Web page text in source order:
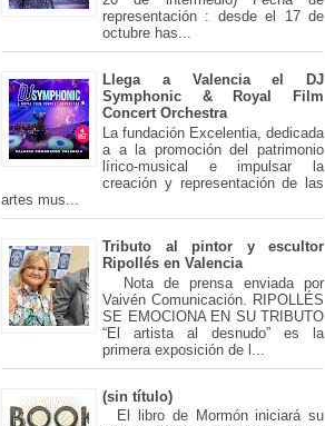
representación : desde el 17 de
octubre has...
Llega a Valencia el DJ
Symphonic & Royal Film
Concert Orchestra
La fundación Excelentia, dedicada
a a la promoción del patrimonio
lírico-musical e impulsar la
creación y representación de las
artes mus...
Tributo al pintor y escultor
Ripollés en Valencia
Nota de prensa enviada por
Vaivén Comunicación. RIPOLLÉS
SE EMOCIONA EN SU TRIBUTO
“El artista al desnudo” es la
primera exposición de l...
(sin título)
El libro de Mormón iniciará su